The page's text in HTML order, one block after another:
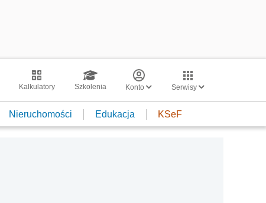
Kalkulatory Szkolenia Konto Serwisy
Nieruchomości Edukacja KSeF